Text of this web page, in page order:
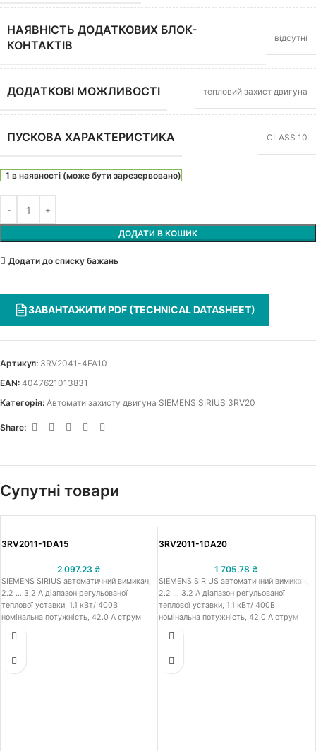
НАЯВНІСТЬ ДОДАТКОВИХ БЛОК-
КОНТАКТІВ
відсутні
ДОДАТКОВІ МОЖЛИВОСТІ тепловий захист двигуна
ПУСКОВА ХАРАКТЕРИСТИКА CLASS 10
1 в наявності (може бути зарезервовано)
ДОДАТИ В КОШИК
Додати до списку бажань
ЗАВАНТАЖИТИ PDF (TECHNICAL DATASHEET)
EAN: 4047621013831
Артикул: 3RV2041-4FA10
Категорія: Автомати захисту двигуна SIEMENS SIRIUS 3RV20
Share:
Супутні товари
3RV2011-1DA15
2 097.23 ₴
SIEMENS SIRIUS автоматичний вимикач,
2.2 … 3.2 A діапазон регульованої
теплової уставки, 1.1 кВт/ 400В
номінальна потужність, 42.0 A струм
номінальний струм, 100 кА / 400 В
к.з., типорозмір S00, пускова
3RV2011-1DA20
1 705.78 ₴
SIEMENS SIRIUS автоматичний вимикач,
2.2 … 3.2 A діапазон регульованої
теплової уставки, 1.1 кВт/ 400В
номінальна потужність, 42.0 A струм
номінальний струм, 100 кА / 400 В
к.з., типорозмір S00, пускова